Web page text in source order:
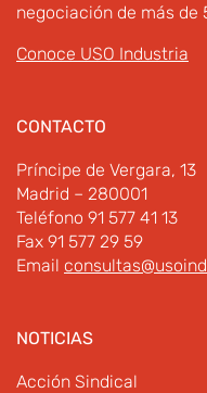
negociación de más
Conoce USO Industria
CONTACTO
Príncipe de Vergara, 13
Madrid – 280001
Teléfono 91 577 41 13
Fax 91 577 29 59
Email
NOTICIAS
Acción Sindical